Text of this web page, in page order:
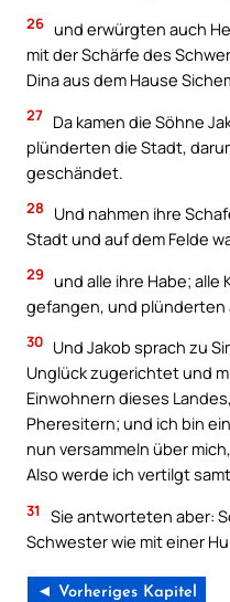
26 und erwürgten auch
mit der Schärfe des
Dina aus dem Hause
27 Da kamen die Söhne
plünderten die Stadt,
geschändet.
28
Und nahmen ihre
Stadt und auf dem Felde
29 und alle ihre Habe; alle
gefangen, und plünderten
30 Und Jakob sprach zu
Unglück zugerichtet und
Einwohnern dieses
Pheresitern; und ich bin
nun versammeln über
Also werde ich vertilgt
31
Sie antworteten aber:
Schwester wie mit einer
◄ Vorheriges Kapitel